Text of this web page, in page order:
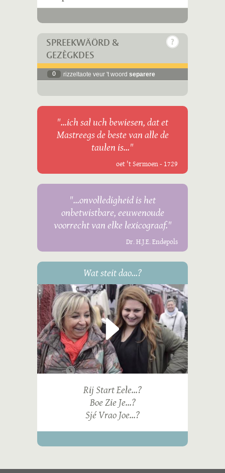
SPREEKWÄÖRD &
GEZÈGKDES
0 rizzeltaote veur 't woord separere
"...ich sal uch bewiesen, dat et
Mastreegs de beste van alle de
taulen is..."
oet 't Sermoen - 1729
"...onvolledigheid is het
onbetwistbare, eeuwenoude
voorrecht van elke lexicograaf."
Dr. H.J.E. Endepols
Wat steit dao...?
Rij Start Eele...?
Boe Zie Je...?
Sjé Vrao Joe...?